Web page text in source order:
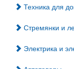
Техника для
Стремянки и
Электрика и